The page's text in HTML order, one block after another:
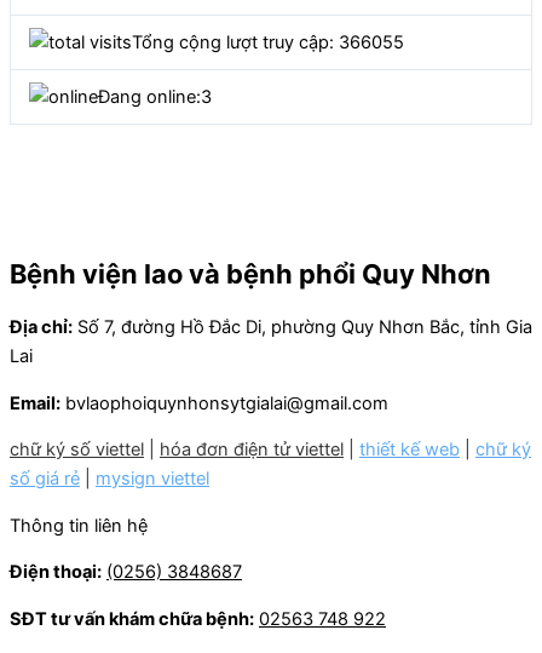
Tổng cộng lượt truy cập: 366055
Đang online:3
Bệnh viện lao và bệnh phổi Quy Nhơn
Địa chỉ: Số 7, đường Hồ Đắc Di, phường Quy Nhơn Bắc, tỉnh Gia
Lai
Email: bvlaophoiquynhonsytgialai@gmail.com
chữ ký số viettel hóa đơn điện tử viettel thiết kế web
chữ ký
số giá rẻ
mysign viettel
Thông tin liên hệ
Điện thoại: (0256) 3848687
SĐT tư vấn khám chữa bệnh: 02563 748 922